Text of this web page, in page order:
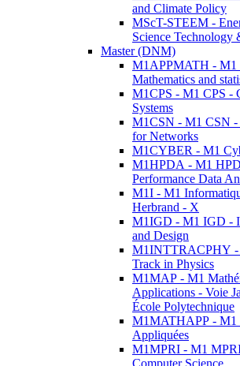
and Climate Policy
MScT-STEEM -
Science Technology
Master (DNM)
M1APPMATH - M1
Mathematics and
M1CPS - M1 CPS -
Systems
M1CSN - M1 CSN -
for Networks
M1CYBER - M1
M1HPDA - M1
Performance Data
M1I - M1
Herbrand - X
M1IGD - M1 IGD -
and Design
M1INTTRACPHY -
Track in Physics
M1MAP - M1
Applications - Voie
École Polytechnique
M1MATHAPP - M1
Appliquées
M1MPRI - M1
Computer Science